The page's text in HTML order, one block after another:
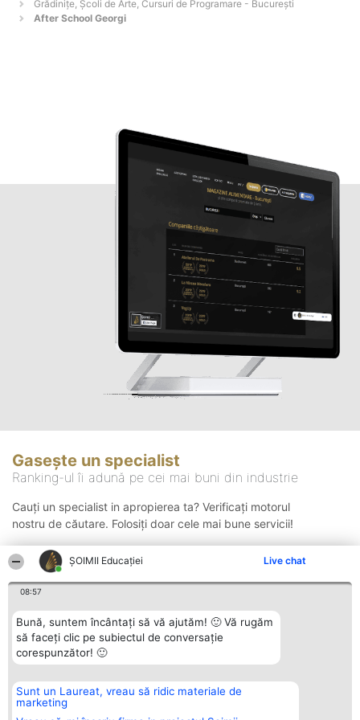
ȘOIMII Educației Live chat
08:57
Bună, suntem încântați să vă ajutăm! 🙂 Vă rugăm
să faceți clic pe subiectul de conversație
corespunzător! 🙂
Sunt un Laureat, vreau să ridic materiale de
marketing
Grădinițe, Școli de Arte, Cursuri de Programare - Bucureşti
After School Georgi
Gasește un specialist
Ranking-ul îi adună pe cei mai buni din industrie
Cauți un specialist in apropierea ta? Verificați motorul
nostru de căutare. Folosiți doar cele mai bune servicii!
Organizator Ranking
BRIGHT SOLUTIONS BR SRL
Aleea Timisul De Sus 2 Bl. A30
Plebiscyt
Lista Tuturor
Contact